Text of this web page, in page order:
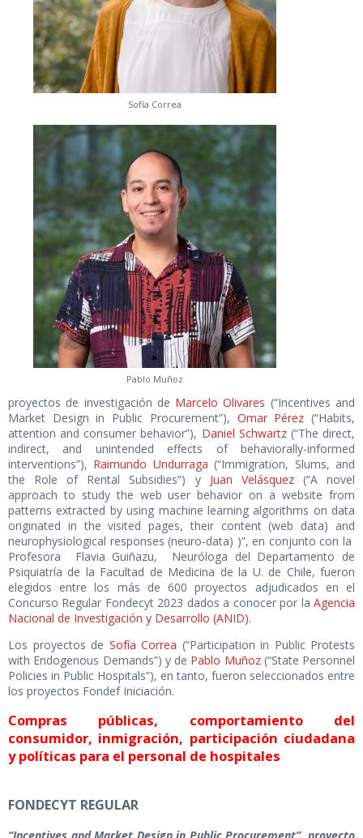
Sofía Correa
Pablo Muñoz
proyectos de investigación de Marcelo Olivares (“Incentives and
Market Design in Public Procurement”), Omar Pérez (“Habits,
attention and consumer behavior”), Daniel Schwartz(“The direct,
indirect, and unintended effects of behaviorally-informed
interventions”), Raimundo Undurraga (“Immigration, Slums, and
the Role of Rental Subsidies”) y Juan Velásquez(“A novel
approach to study the web user behavior on a website from
patterns extracted by using machine learning algorithms on data
originated in the visited pages, their content (web data) and
neurophysiological responses (neuro-data) )”, en conjunto con la
Profesora Flavia Guiñazu, Neuróloga del Departamento de
Psiquiatría de la Facultad de Medicina de la U. de Chile, fueron
elegidos entre los más de 600 proyectos adjudicados en el
Concurso Regular Fondecyt 2023 dados a conocer por la Agencia
Nacional de Investigación y Desarrollo (ANID).
Los proyectos de Sofía Correa (“Participation in Public Protests
with Endogenous Demands”) y de Pablo Muñoz(“State Personnel
Policies in Public Hospitals”), en tanto, fueron seleccionados entre
los proyectos Fondef Iniciación.
Compras públicas, comportamiento del
consumidor, inmigración, participación ciudadana
y políticas para el personal de hospitales
FONDECYT REGULAR
“Incentives and Market Design in Public Procurement”, proyecto